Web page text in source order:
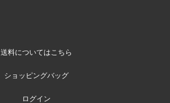
送料についてはこちら
ショッピングバッグ
ログイン